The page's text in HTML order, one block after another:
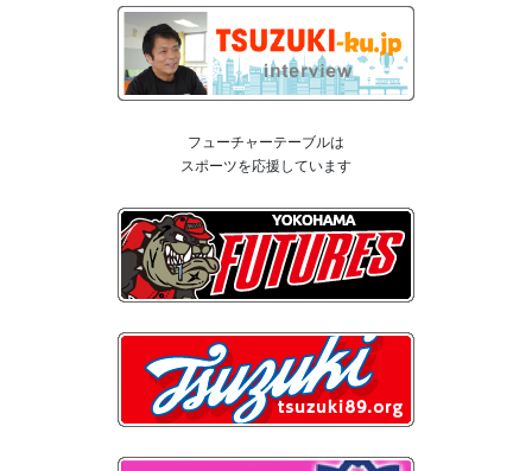
フューチャーテーブルは
スポーツを応援しています